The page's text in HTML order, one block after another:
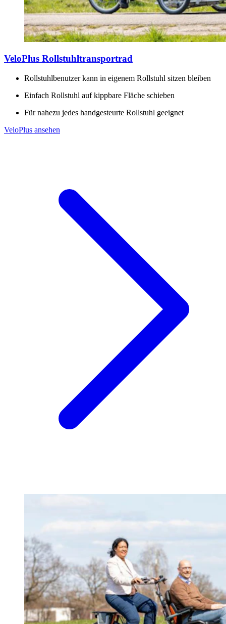
VeloPlus Rollstuhltransportrad
Rollstuhlbenutzer kann in eigenem Rollstuhl sitzen bleiben
Einfach Rollstuhl auf kippbare Fläche schieben
Für nahezu jedes handgesteurte Rollstuhl geeignet
VeloPlus ansehen